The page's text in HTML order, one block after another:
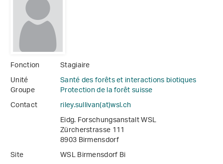
Fonction
Stagiaire
Unité
Santé des forêts et interactions biotiques
Groupe
Protection de la forêt suisse
Contact
riley.sullivan(at)wsl.ch
Eidg. Forschungsanstalt WSL
Zürcherstrasse 111
8903 Birmensdorf
Site
WSL Birmensdorf Bi